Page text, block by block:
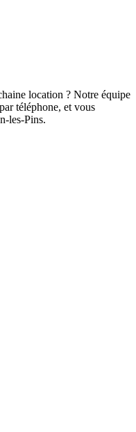
location ? Notre équipe
téléphone, et vous
les-Pins.